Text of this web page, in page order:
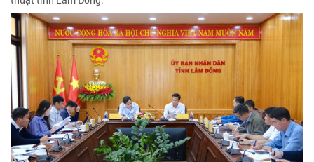
Lâm Đồng tháo gỡ vướng mắc, đẩy nhanh
tiến độ 2 công trình trọng điểm lĩnh vực văn
hóa, báo chí
Chiều 4/8, Phó Chủ tịch UBND tỉnh Lâm Đồng Võ Ngọc Hiệp và Phó
Chủ tịch UBND tỉnh Đinh Văn Tuấn kiểm tra thực tế tiến độ, làm
việc với các đơn vị liên quan về 2 dự án trọng điểm: Trụ sở Báo và
Phát thanh, Truyền hình Lâm Đồng và Trung tâm Văn hóa Nghệ
thuật tỉnh Lâm Đồng.